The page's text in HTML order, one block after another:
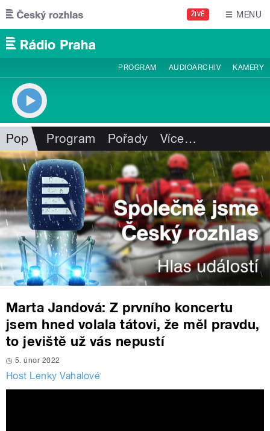
Přejít k hlavnímu obsahu
ŽIVĚ MENU
PROGRAM AUDIOARCHIV KAMERY
Pop Program Pořady Více…
Marta Jandová: Z prvního koncertu
jsem hned volala tátovi, že měl pravdu,
to jeviště už vás nepustí
5. únor 2022
Host Lenky Vahalové